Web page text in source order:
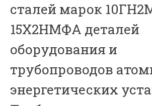
сталей марок
15Х2НМФА деталей
оборудования и
трубопроводов
энергетических